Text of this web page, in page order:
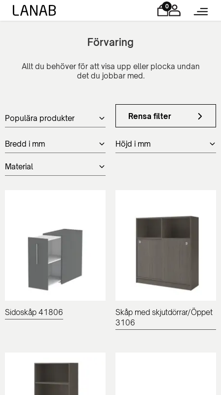
0
Förvaring
Allt du behöver för att visa upp eller plocka undan
det du jobbar med.
Populära produkter Rensa filter
Bredd i mm Höjd i mm
Material
Sidoskåp 41806
Skåp med skjutdörrar/Öppet
3106